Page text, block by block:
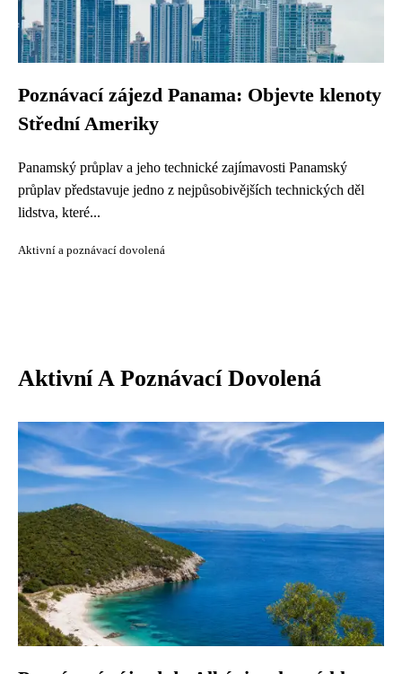
Poznávací zájezd Panama: Objevte klenoty
Střední Ameriky
Panamský průplav a jeho technické zajímavosti Panamský
průplav představuje jedno z nejpůsobivějších technických děl
lidstva, které...
Aktivní a poznávací dovolená
Aktivní A Poznávací Dovolená